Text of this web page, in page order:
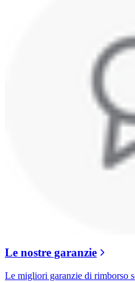
Le nostre garanzie
Le migliori garanzie di rimborso